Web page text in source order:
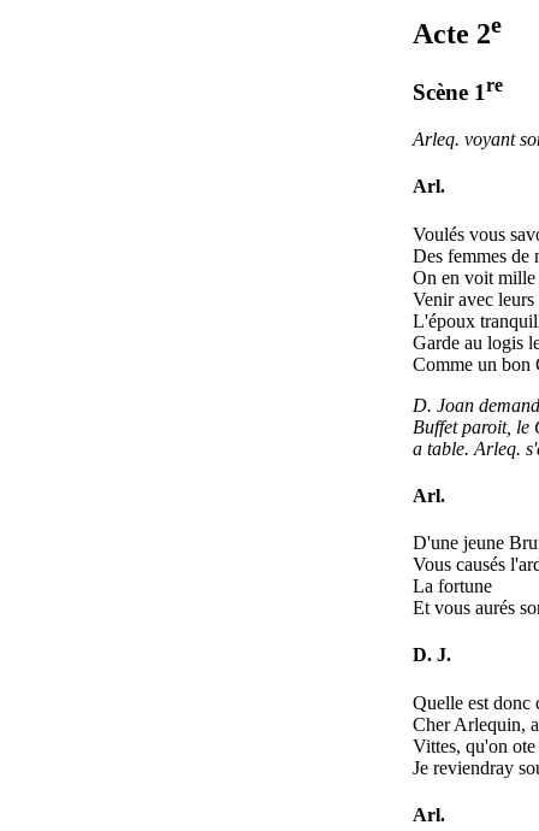
Acte 2e
Scène 1re
Arleq. voyant
Arl.
Voulés vous
Des femmes de
On en voit mille
Venir avec leurs
L'époux
Garde au logis
Comme un bon
D. Joan
Buffet paroit, le
a table. Arleq.
Arl.
D'une jeune
Vous causés
La fortune
Et vous aurés
D. J.
Quelle est donc
Cher Arlequin,
Vittes, qu'on ote
Je reviendray
Arl.